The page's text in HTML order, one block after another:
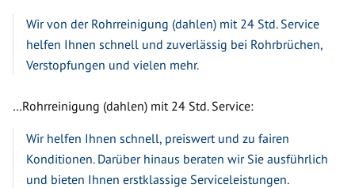
Wir von der Rohrreinigung (dahlen) mit 24 Std. Service
helfen Ihnen schnell und zuverlässig bei Rohrbrüchen,
Verstopfungen und vielen mehr.
…Rohrreinigung (dahlen) mit 24 Std. Service:
Wir helfen Ihnen schnell, preiswert und zu fairen
Konditionen. Darüber hinaus beraten wir Sie ausführlich
und bieten Ihnen erstklassige Serviceleistungen.